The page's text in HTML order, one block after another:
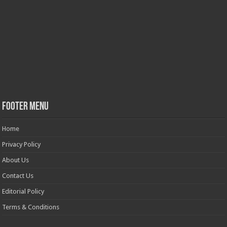
Footer Menu
Home
Privacy Policy
About Us
Contact Us
Editorial Policy
Terms & Conditions